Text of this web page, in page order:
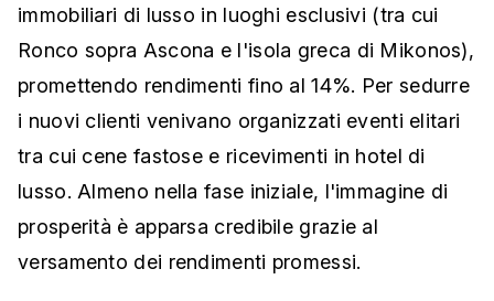
immobiliari di lusso in luoghi esclusivi (tra cui
Ronco sopra Ascona e l'isola greca di Mikonos),
promettendo rendimenti fino al 14%. Per sedurre
i nuovi clienti venivano organizzati eventi elitari
tra cui cene fastose e ricevimenti in hotel di
lusso. Almeno nella fase iniziale, l'immagine di
prosperità è apparsa credibile grazie al
versamento dei rendimenti promessi.